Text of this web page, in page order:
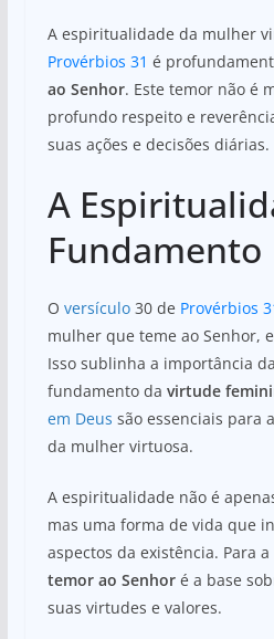
A espiritualidade da mulher
Provérbios 31 é
ao Senhor. Este temor não é
profundo respeito e
suas ações e decisões diárias.
A
Fundamento
O versículo30 de Provérbios
mulher que teme ao Senhor,
Isso sublinha a importância
fundamento da virtude
em Deus são essenciais para
da mulher virtuosa.
A espiritualidade não é
mas uma forma de vida que
aspectos da existência. Para
temor ao Senhoré a base
suas virtudes e valores.